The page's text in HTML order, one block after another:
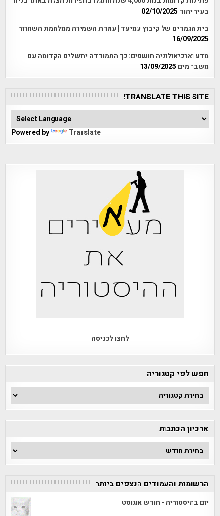
בעיר יהוד 02/10/2025
בית הגמדים של קיבוץ עמיעד | עמדת השמירה ממלחמת השחרור
16/09/2025
מדע וארכיאולוגיה חושפים: כך התמודדה ירושלים הקדומה עם
משבר מים 13/09/2025
TRANSLATE THIS SITE!
Powered by Translate
לחצו לכניסה
חפש לפי קטגוריה
חפש
לפי
ארכיון הכתבות
ארכיון
הכתבות
הרשומות והעמודים הנצפים ביותר
יום בהיסטוריה - חודש אוגוסט